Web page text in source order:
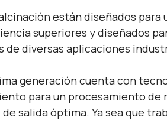
están diseñados para
superiores y diseñados
de diversas aplicaciones
generación cuenta con
para un procesamiento de
salida óptima. Ya sea que